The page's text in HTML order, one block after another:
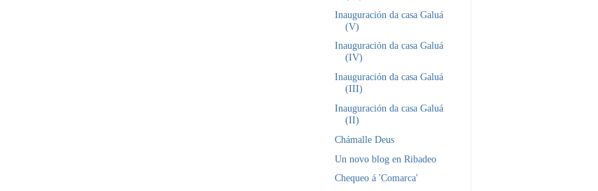
Inauguración da casa Galuá
(V)
Inauguración da casa Galuá
(IV)
Inauguración da casa Galuá
(III)
Inauguración da casa Galuá
(II)
Chámalle Deus
Un novo blog en Ribadeo
Chequeo á 'Comarca'